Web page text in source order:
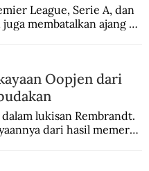
League, Serie A, dan
juga membatalkan ajang
Oopjen dari
lukisan Rembrandt.
dari hasil memeras